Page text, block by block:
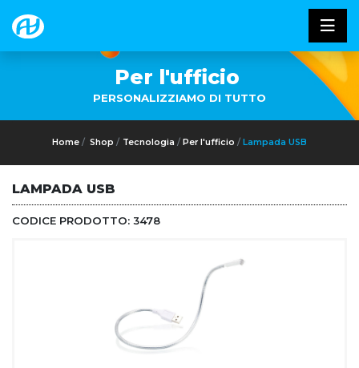
Per l'ufficio
PERSONALIZZIAMO DI TUTTO
Home Shop Tecnologia Per l'ufficio Lampada USB
LAMPADA USB
CODICE PRODOTTO: 3478